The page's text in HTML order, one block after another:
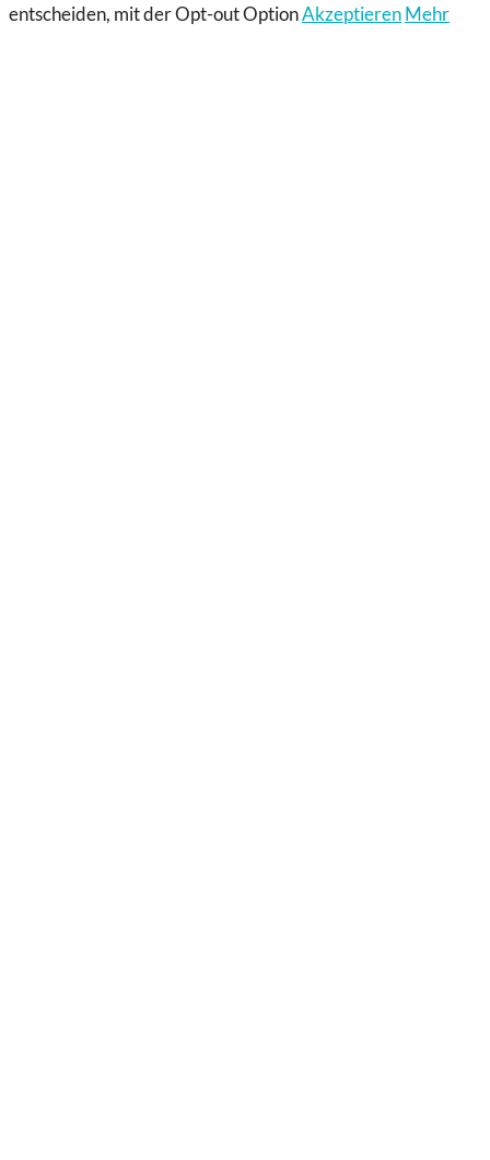
entscheiden, mit der Opt-out OptionAkzeptierenMehr